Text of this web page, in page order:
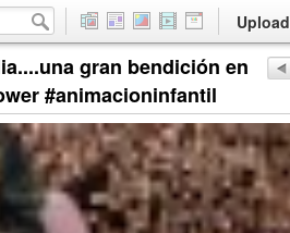
Upload
gran bendición en
#animacioninfantil